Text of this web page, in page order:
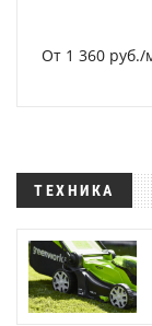
От 1 360 руб./
ТЕХНИКА